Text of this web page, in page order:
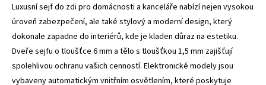
Luxusní sejf do zdi pro domácnosti a kanceláře nabízí nejen vysokou
úroveň zabezpečení, ale také stylový a moderní design, který
dokonale zapadne do interiérů, kde je kladen důraz na estetiku.
Dveře sejfu o tloušťce 6 mm a tělo s tloušťkou 1,5 mm zajišťují
spolehlivou ochranu vašich cenností. Elektronické modely jsou
vybaveny automatickým vnitřním osvětlením, které poskytuje